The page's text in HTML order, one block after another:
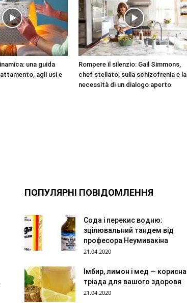
una guida
agli usi e
Rompere il silenzio: Gail Simmons,
chef stellato, sulla schizofrenia e la
necessità di un dialogo aperto
ПОПУЛЯРНІ ПОВІДОМЛЕННЯ
Сода і перекис водню:
зцілювальний тандем від
професора Неумивакіна
21.04.2020
Імбир, лимон і мед — корисна
тріада для вашого здоровя
21.04.2020